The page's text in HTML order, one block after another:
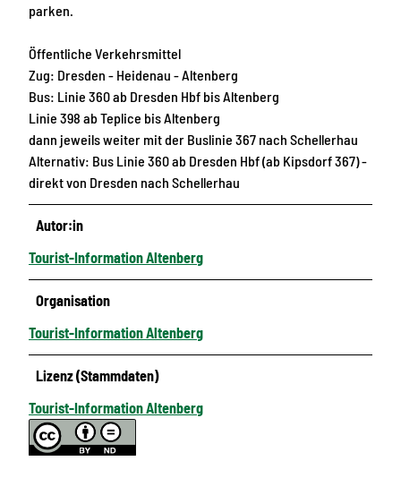
parken.
Öffentliche Verkehrsmittel
Zug: Dresden - Heidenau - Altenberg
Bus: Linie 360 ab Dresden Hbf bis Altenberg
Linie 398 ab Teplice bis Altenberg
dann jeweils weiter mit der Buslinie 367 nach Schellerhau
Alternativ: Bus Linie 360 ab Dresden Hbf (ab Kipsdorf 367) -
direkt von Dresden nach Schellerhau
Autor:in
Tourist-Information Altenberg
Organisation
Tourist-Information Altenberg
Lizenz (Stammdaten)
Tourist-Information Altenberg